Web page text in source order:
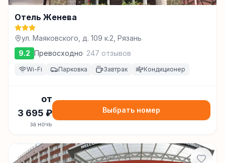
Отель Женева
ул. Маяковского, д. 109 к.2, Рязань
9.2 Превосходно· 247 отзывов
Wi-Fi Парковка Завтрак Кондиционер
от
3 695 ₽
за ночь
Выбрать номер